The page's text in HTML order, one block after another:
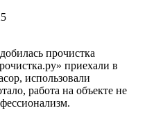
прочистка
приехали в
использовали
работа на объекте не